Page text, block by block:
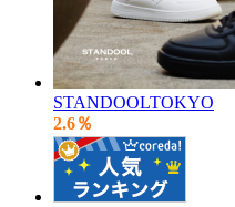
STANDOOLTOKYO
2.6％